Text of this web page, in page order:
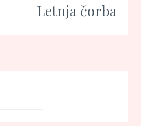
Letnja čorba